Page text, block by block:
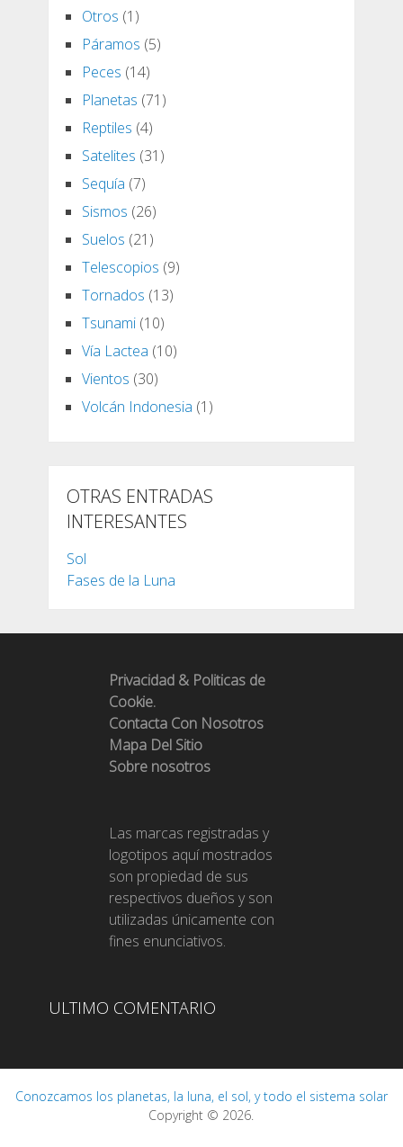
Otros (1)
Páramos (5)
Peces (14)
Planetas (71)
Reptiles (4)
Satelites (31)
Sequía (7)
Sismos (26)
Suelos (21)
Telescopios (9)
Tornados (13)
Tsunami(10)
Vía Lactea (10)
Vientos (30)
Volcán Indonesia (1)
OTRAS ENTRADAS
INTERESANTES
Sol
Fases de la Luna
Privacidad & Politicas de
Cookie.
Contacta Con Nosotros
Mapa Del Sitio
Sobre nosotros
Las marcas registradas y
logotipos aquí mostrados
son propiedad de sus
respectivos dueños y son
utilizadas únicamente con
fines enunciativos.
ULTIMO COMENTARIO
Conozcamos los planetas, la luna, el sol, y todo el sistema solar
Copyright © 2026.